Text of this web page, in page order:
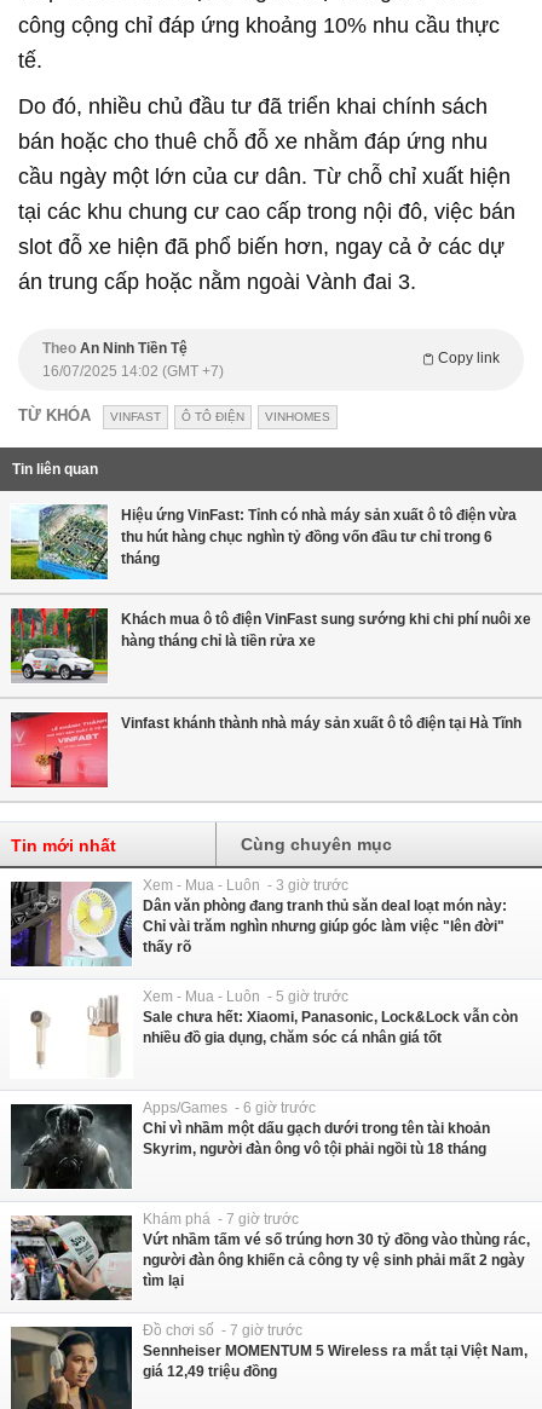
công cộng chỉ đáp ứng khoảng 10% nhu cầu thực
tế.
Do đó, nhiều chủ đầu tư đã triển khai chính sách
bán hoặc cho thuê chỗ đỗ xe nhằm đáp ứng nhu
cầu ngày một lớn của cư dân. Từ chỗ chỉ xuất hiện
tại các khu chung cư cao cấp trong nội đô, việc bán
slot đỗ xe hiện đã phổ biến hơn, ngay cả ở các dự
án trung cấp hoặc nằm ngoài Vành đai 3.
Theo An Ninh Tiền Tệ
Copy link
16/07/2025 14:02 (GMT +7)
TỪ KHÓA VINFAST Ô TÔ ĐIỆN VINHOMES
Tin liên quan
Hiệu ứng VinFast: Tỉnh có nhà máy sản xuất ô tô điện vừa
thu hút hàng chục nghìn tỷ đồng vốn đầu tư chỉ trong 6
tháng
Khách mua ô tô điện VinFast sung sướng khi chi phí nuôi xe
hàng tháng chỉ là tiền rửa xe
Vinfast khánh thành nhà máy sản xuất ô tô điện tại Hà Tĩnh
Tin mới nhất Cùng chuyên mục
Xem - Mua - Luôn - 3 giờ trước
Dân văn phòng đang tranh thủ săn deal loạt món này:
Chỉ vài trăm nghìn nhưng giúp góc làm việc "lên đời"
thấy rõ
Xem - Mua - Luôn - 5 giờ trước
Sale chưa hết: Xiaomi, Panasonic, Lock&Lock vẫn còn
nhiều đồ gia dụng, chăm sóc cá nhân giá tốt
Apps/Games - 6 giờ trước
Chỉ vì nhầm một dấu gạch dưới trong tên tài khoản
Skyrim, người đàn ông vô tội phải ngồi tù 18 tháng
Khám phá - 7 giờ trước
Vứt nhầm tấm vé số trúng hơn 30 tỷ đồng vào thùng rác,
người đàn ông khiến cả công ty vệ sinh phải mất 2 ngày
tìm lại
Đồ chơi số - 7 giờ trước
Sennheiser MOMENTUM 5 Wireless ra mắt tại Việt Nam,
giá 12,49 triệu đồng